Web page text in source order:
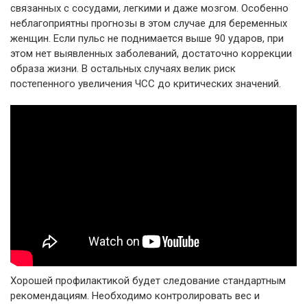
связанных с сосудами, легкими и даже мозгом. Особенно
неблагоприятны прогнозы в этом случае для беременных
женщин. Если пульс не поднимается выше 90 ударов, при
этом нет выявленных заболеваний, достаточно коррекции
образа жизни. В остальных случаях велик риск
постепенного увеличения ЧСС до критических значений.
Хорошей профилактикой будет следование стандартным
рекомендациям. Необходимо контролировать вес и